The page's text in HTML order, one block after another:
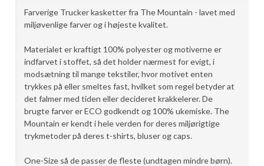
Farverige Trucker kasketter fra The Mountain - lavet med
miljøvenlige farver og i højeste kvalitet.
Materialet er kraftigt 100% polyester og motiverne er
indfarvet i stoffet, så det holder nærmest for evigt, i
modsætning til mange tekstiler, hvor motivet enten
trykkes på eller smeltes fast, hvilket som regel betyder at
det falmer med tiden eller decideret krakkelerer. De
brugte farver er ECO godkendt og 100% ukemiske. The
Mountain er kendt i hele verden for deres miljørigtige
trykmetoder på deres t-shirts, bluser og caps.
One-Size så de passer de fleste (undtagen mindre børn).